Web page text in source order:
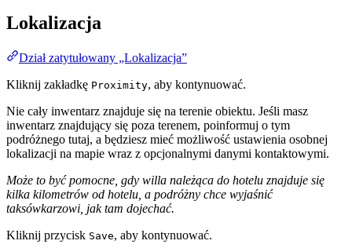
Lokalizacja
Dział zatytułowany „Lokalizacja”
Kliknij zakładkę Proximity, aby kontynuować.
Nie cały inwentarz znajduje się na terenie obiektu. Jeśli masz
inwentarz znajdujący się poza terenem, poinformuj o tym
podróżnego tutaj, a będziesz mieć możliwość ustawienia osobnej
lokalizacji na mapie wraz z opcjonalnymi danymi kontaktowymi.
Może to być pomocne, gdy willa należąca do hotelu znajduje się
kilka kilometrów od hotelu, a podróżny chce wyjaśnić
taksówkarzowi, jak tam dojechać.
Kliknij przycisk Save, aby kontynuować.